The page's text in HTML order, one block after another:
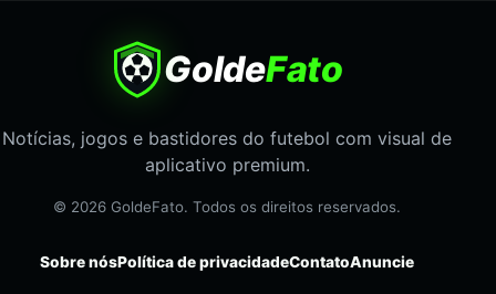
GoldeFato
Notícias, jogos e bastidores do futebol com visual de
aplicativo premium.
© 2026 GoldeFato. Todos os direitos reservados.
Sobre nósPolítica de privacidadeContatoAnuncie